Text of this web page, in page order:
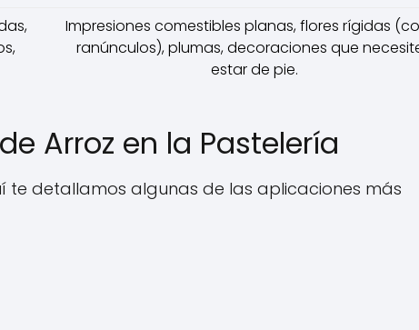
Impresiones comestibles planas, flores rígidas
ranúnculos), plumas, decoraciones que
estar de pie.
Arroz en la Pastelería
te detallamos algunas de las aplicaciones más